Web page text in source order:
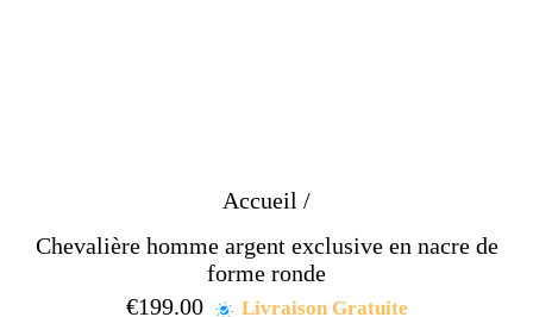
Accueil /
Chevalière homme argent exclusive en nacre de
forme ronde
€199.00 PrixLivraison Gratuite